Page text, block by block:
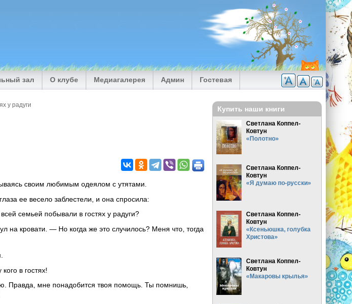
зал О клубе Медиагалерея Админ Гостевая
у радуги
своим любимым одеялом с утятами.
ее весело заблестели, и она спросила:
семьей побывали в гостях у радуги?
кровати. — Но когда же это случилось? Меня что, тогда
в гостях!
Правда, мне понадобится твоя помощь. Ты помнишь,
Купить наши книги
Светлана Коппел-
Ковтун
«Полотно»
Светлана Коппел-
Ковтун
«Я думаю по-русски»
Светлана Коппел-
Ковтун
«Ксеньюшка, голубка
Христова»
Светлана Коппел-
Ковтун
«Макаровы крылья»